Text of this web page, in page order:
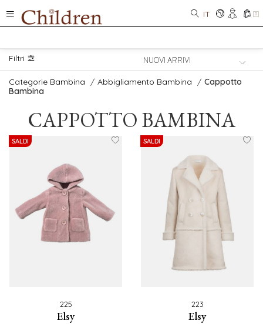
IT 0
Filtri
Categorie Bambina / Abbigliamento Bambina / Cappotto
Bambina
CAPPOTTO BAMBINA
SALDI
225
elsy
SALDI
223
elsy